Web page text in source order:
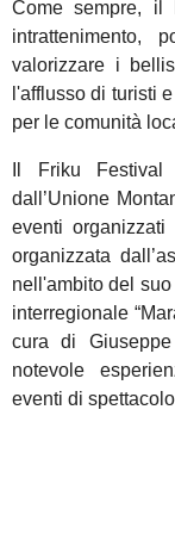
Come sempre, il
intrattenimento,
valorizzare i
l'afflusso di turisti
per le comunità
Il Friku
dall’Unione
eventi
organizzata
nell'ambito del suo
interregionale
cura di
notevole
eventi di